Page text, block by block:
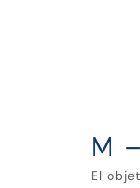
M
El